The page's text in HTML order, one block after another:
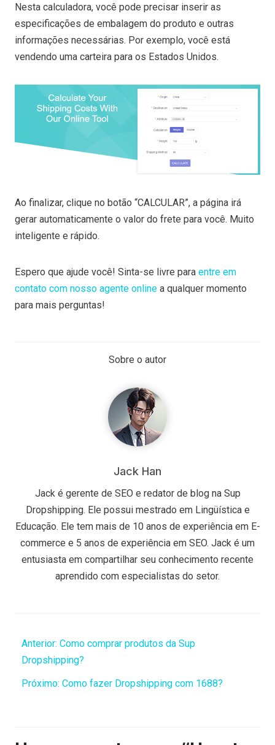
Nesta calculadora, você pode precisar inserir as
especificações de embalagem do produto e outras
informações necessárias. Por exemplo, você está
vendendo uma carteira para os Estados Unidos.
Ao finalizar, clique no botão “CALCULAR”, a página irá
gerar automaticamente o valor do frete para você. Muito
inteligente e rápido.
Espero que ajude você! Sinta-se livre para entre em
contato com nosso agente online a qualquer momento
para mais perguntas!
Sobre o autor
Jack Han
Jack é gerente de SEO e redator de blog na Sup
Dropshipping. Ele possui mestrado em Lingüística e
Educação. Ele tem mais de 10 anos de experiência em E-
commerce e 5 anos de experiência em SEO. Jack é um
entusiasta em compartilhar seu conhecimento recente
aprendido com especialistas do setor.
Anterior: Como comprar produtos da Sup
Dropshipping?
Próximo: Como fazer Dropshipping com 1688?